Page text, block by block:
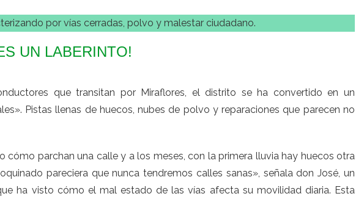
por vías cerradas, polvo y malestar ciudadano.
UN LABERINTO!
que transitan por Miraflores, el distrito se ha convertido en un
Pistas llenas de huecos, nubes de polvo y reparaciones que parecen no
cómo parchan una calle y a los meses, con la primera lluvia hay huecos otra
pareciera que nunca tendremos calles sanas», señala don José, un
ha visto cómo el mal estado de las vías afecta su movilidad diaria. Esta